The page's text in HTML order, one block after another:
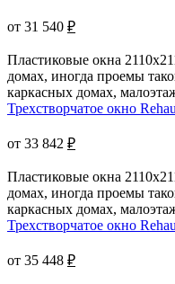
от 31 540 ₽
Пластиковые окна
домах, иногда проемы
каркасных домах,
Трехстворчатое окно
от 33 842 ₽
Пластиковые окна
домах, иногда проемы
каркасных домах,
Трехстворчатое окно
от 35 448 ₽